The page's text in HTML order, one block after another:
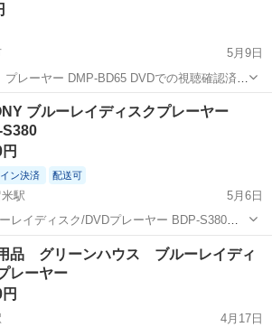
5月9日
にメッセージお待...
像プレーヤー、レコーダー ブルーレイ
ブルーレイディスクプレーヤー
S380
ン決済 配送可
駅
5月6日
レイディスク/DVDプレーヤー BDP-S380
ンのみ。 お渡しする物は写真にあるもので全
ブル等はご購入者様でご用意下さい。 【状
久留米駅 映像プレーヤー、レコーダー
品 グリーンハウス ブルーレイディ
レーヤー
4月17日